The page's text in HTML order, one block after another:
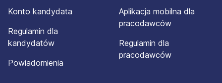
Konto kandydata
Regulamin dla
kandydatów
Powiadomienia
Aplikacja mobilna dla
pracodawców
Regulamin dla
pracodawców